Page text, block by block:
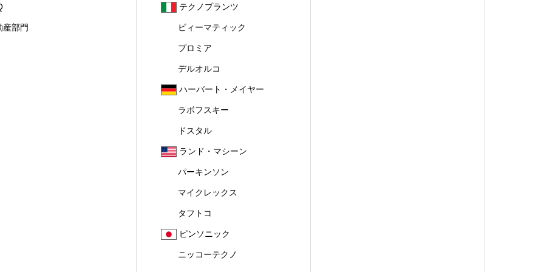
産部門
テクノプランツ
ビィーマティック
プロミア
デルオルコ
ハーバート・メイヤー
ラボフスキー
ドスタル
ランド・マシーン
パーキンソン
マイクレックス
タフトコ
ピンソニック
ニッコーテクノ